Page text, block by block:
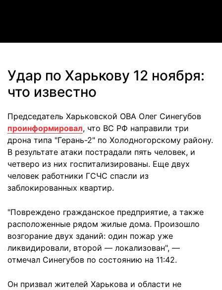
Удар по Харькову 12 ноября:
что известно
Председатель Харьковской ОВА Олег Синегубов
проинформировал, что ВС РФ направили три
дрона типа "Герань-2" по Холодногорскому району.
В результате атаки пострадали пять человек, и
четверо из них госпитализированы. Еще двух
человек работники ГСЧС спасли из
заблокированных квартир.
"Повреждено гражданское предприятие, а также
расположенные рядом жилые дома. Произошло
возгорание двух зданий: один пожар уже
ликвидировали, второй — локализован", —
отмечал Синегубов по состоянию на 11:42.
Он призвал жителей Харькова и области не